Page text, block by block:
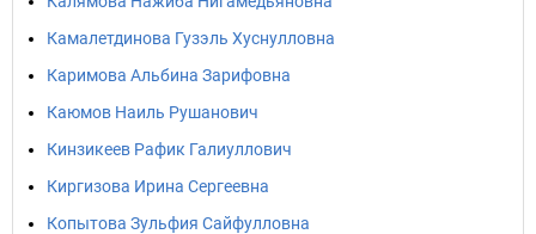
Камалетдинова Гузэль Хуснулловна
Каримова Альбина Зарифовна
Каюмов Наиль Рушанович
Кинзикеев Рафик Галиуллович
Киргизова Ирина Сергеевна
Копытова Зульфия Сайфулловна